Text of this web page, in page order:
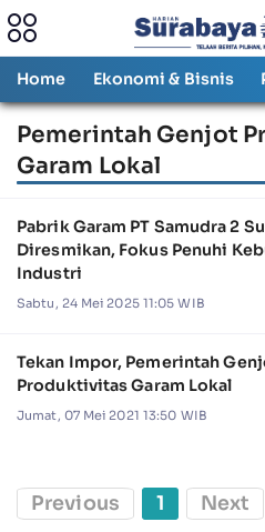
Home Ekonomi & Bisnis
Pemerintah Genjot
Garam Lokal
Pabrik Garam PT Samudra 2
Diresmikan, Fokus Penuhi
Industri
Sabtu, 24 Mei 2025 11:05 WIB
Tekan Impor, Pemerintah
Produktivitas Garam Lokal
Jumat, 07 Mei 2021 13:50 WIB
Previous 1 Next